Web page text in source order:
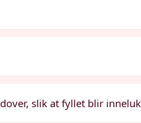
slik at fyllet blir